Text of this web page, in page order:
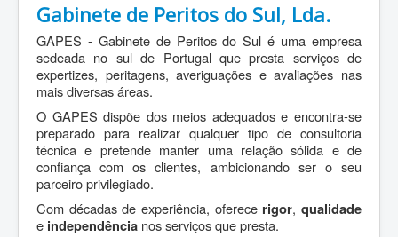
Gabinete de Peritos do Sul, Lda.
GAPES - Gabinete de Peritos do Sul é uma empresa
sedeada no sul de Portugal que presta serviços de
expertizes, peritagens, averiguações e avaliações nas
mais diversas áreas.
O GAPES dispõe dos meios adequados e encontra-se
preparado para realizar qualquer tipo de consultoria
técnica e pretende manter uma relação sólida e de
confiança com os clientes, ambicionando ser o seu
parceiro privilegiado.
Com décadas de experiência, oferece rigor,qualidade
e independência nos serviços que presta.